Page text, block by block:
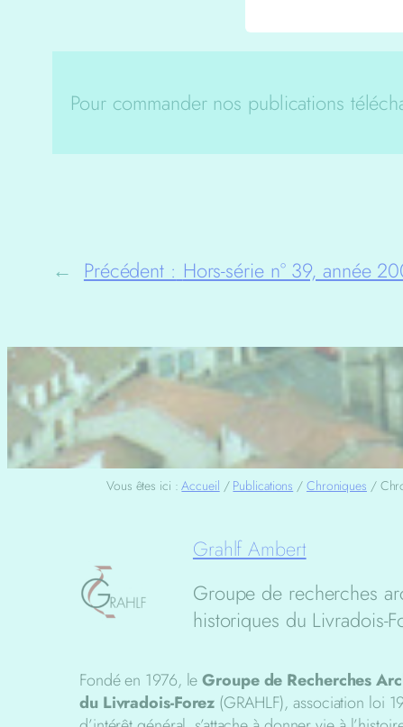
Pour commander nos publications
← Précédent : Hors-série n° 39, année
Vous êtes ici :Accueil / Publications / Chroniques /
Grahlf Ambert
Groupe de recherches
historiques du Livradois-
Fondé en 1976, leGroupe de Recherches
du Livradois-Forez (GRAHLF), association loi